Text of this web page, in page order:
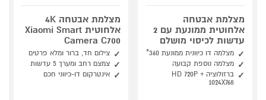
מצלמת אבטחה
אלחוטית ממונעת עם 2
עדשות לכיסוי מושלם
מצלמה דו כיוונית ממונעת 360*
מצלמה נוספת קבועה
ברזולוציה HD 720P +
1024X768
מצלמת אבטחה 4K
אלחוטית Xiaomi Smart
Camera C700
צילום חד, ברור ומלא פרטים
צמצם רחב ומערך 5 עדשות
אינטרקום דו-כיווני חכם